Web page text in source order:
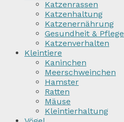
Katzenrassen
Katzenhaltung
Katzenernährung
Gesundheit & Pflege
Katzenverhalten
Kleintiere
Kaninchen
Meerschweinchen
Hamster
Ratten
Mäuse
Kleintierhaltung